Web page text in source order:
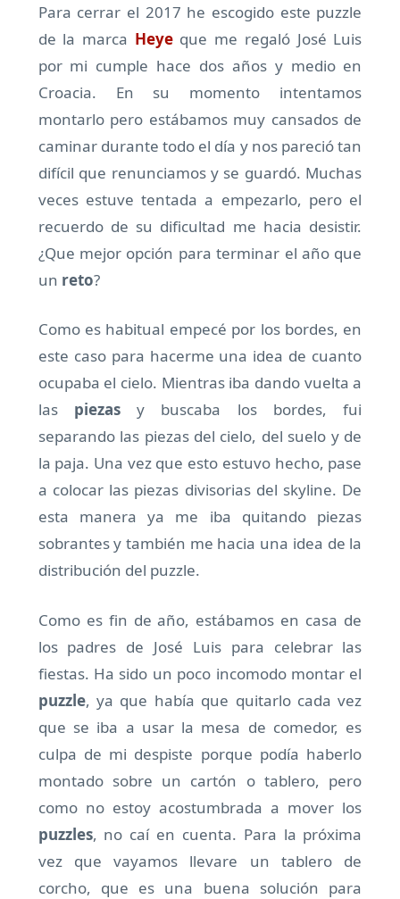
Para cerrar el 2017 he escogido este puzzle
de la marca Heyeque me regaló José Luis
por mi cumple hace dos años y medio en
Croacia. En su momento intentamos
montarlo pero estábamos muy cansados de
caminar durante todo el día y nos pareció tan
difícil que renunciamos y se guardó. Muchas
veces estuve tentada a empezarlo, pero el
recuerdo de su dificultad me hacia desistir.
¿Que mejor opción para terminar el año que
un reto?
Como es habitual empecé por los bordes, en
este caso para hacerme una idea de cuanto
ocupaba el cielo. Mientras iba dando vuelta a
las piezasy buscaba los bordes, fui
separando las piezas del cielo, del suelo y de
la paja. Una vez que esto estuvo hecho, pase
a colocar las piezas divisorias del skyline. De
esta manera ya me iba quitando piezas
sobrantes y también me hacia una idea de la
distribución del puzzle.
Como es fin de año, estábamos en casa de
los padres de José Luis para celebrar las
fiestas. Ha sido un poco incomodo montar el
puzzle, ya que había que quitarlo cada vez
que se iba a usar la mesa de comedor, es
culpa de mi despiste porque podía haberlo
montado sobre un cartón o tablero, pero
como no estoy acostumbrada a mover los
puzzles, no caí en cuenta. Para la próxima
vez que vayamos llevare un tablero de
corcho, que es una buena solución para